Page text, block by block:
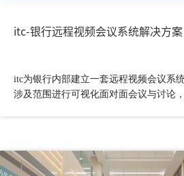
itc-银行远程视频会议系统解决方案
itc为银行内部建立一套远程视频会议系
涉及范围进行可视化面对面会议与讨论